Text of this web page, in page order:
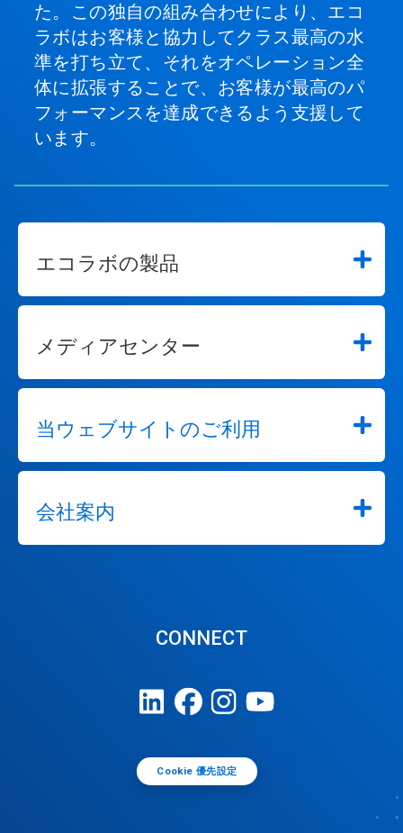
た。この独自の組み合わせにより、エコ
ラボはお客様と協力してクラス最高の水
準を打ち立て、それをオペレーション全
体に拡張することで、お客様が最高のパ
フォーマンスを達成できるよう支援して
います。
エコラボの製品
メディアセンター
当ウェブサイトのご利用
会社案内
CONNECT
Cookie 優先設定